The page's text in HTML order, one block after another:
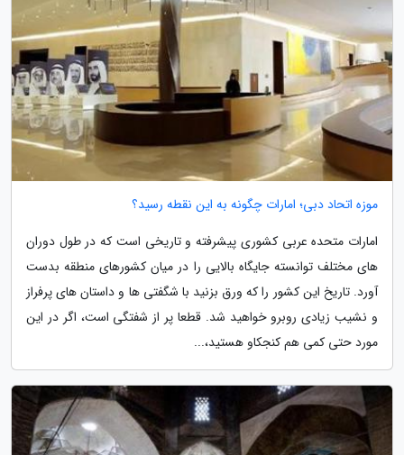
موزه اتحاد دبی؛ امارات چگونه به این نقطه رسید؟
امارات متحده عربی کشوری پیشرفته و تاریخی است که در طول دوران
های مختلف توانسته جایگاه بالایی را در میان کشورهای منطقه بدست
آورد. تاریخ این کشور را که ورق بزنید با شگفتی ها و داستان های پرفراز
و نشیب زیادی روبرو خواهید شد. قطعا پر از شفتگی است، اگر در این
مورد حتی کمی هم کنجکاو هستید،...